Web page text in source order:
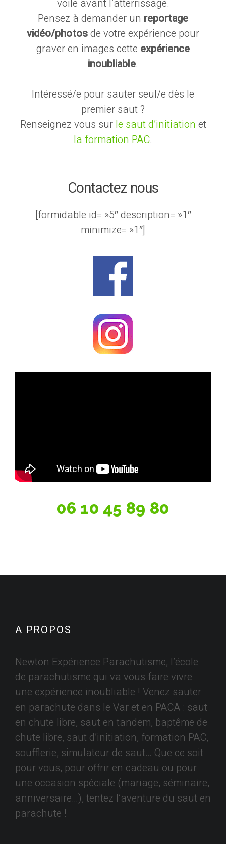
voile avant l’atterrissage.
Pensez à demander un reportage
vidéo/photosde votre expérience pour
graver en images cette expérience
inoubliable.
Intéressé/e pour sauter seul/e dès le
premier saut ?
Renseignez vous sur le saut d’initiation et
la formation PAC.
Contactez nous
[formidable id= »5″ description= »1″
minimize= »1″]
06 10 45 89 80
A PROPOS
Newton Expérience Parachutisme, l’école
de parachutisme qui va vous faire vivre
une expérience inoubliable ! Venez sauter
en parachute dans le Var et en PACA : saut
en chute libre, saut en tandem, baptême de
chute libre, saut d’initiation, formation PAC,
soufflerie, simulateur de saut… Que ce soit
pour vous, pour offrir en cadeau ou pour
une occasion spéciale (mariage, séminaire,
anniversaire…), tentez l’aventure du saut en
parachute !